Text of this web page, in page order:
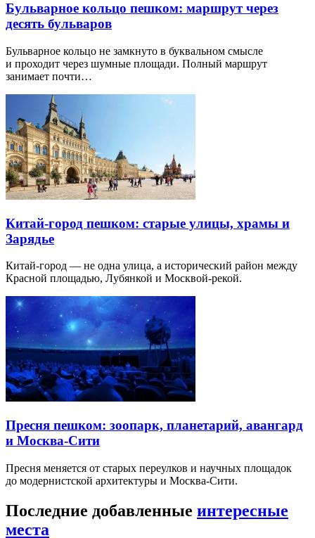
Бульварное кольцо пешком: маршрут через
десять бульваров
Бульварное кольцо не замкнуто в буквальном смысле
и проходит через шумные площади. Полный маршрут
занимает почти…
Китай-город пешком: старые улицы, храмы и
Зарядье
Китай-город — не одна улица, а исторический район между
Красной площадью, Лубянкой и Москвой-рекой.
Пресня пешком: зоопарк, планетарий, авангард
и Москва-Сити
Пресня меняется от старых переулков и научных площадок
до модернистской архитектуры и Москва-Сити.
Последние добавленные интересные
места